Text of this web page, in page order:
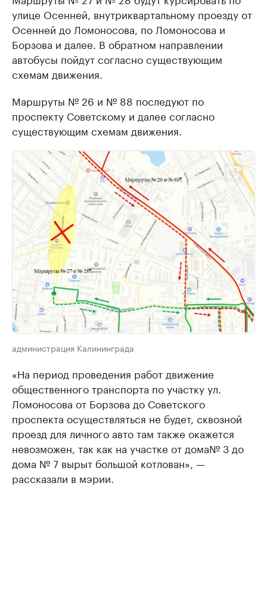
улице Осенней, внутриквартальному проезду от
Осенней до Ломоносова, по Ломоносова и
Борзова и далее. В обратном направлении
автобусы пойдут согласно существующим
схемам движения.
Маршруты № 26 и № 88 последуют по
проспекту Советскому и далее согласно
существующим схемам движения.
администрация Калининграда
«На период проведения работ движение
общественного транспорта по участку ул.
Ломоносова от Борзова до Советского
проспекта осуществляться не будет, сквозной
проезд для личного авто там также окажется
невозможен, так как на участке от дома№ 3 до
дома № 7 вырыт большой котлован», —
рассказали в мэрии.